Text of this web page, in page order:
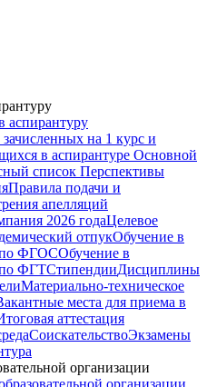
аспирантуру
на 1 курс и
в аспирантуре Основной
список Перспективы
Правила подачи и
апелляций
2026 годаЦелевое
отпукОбучение в
по ФГОСОбучение в
по ФГТСтипендииДисциплины
Материально-техническое
места для приема в
аттестация
СоискательствоЭкзамены
организации
организации